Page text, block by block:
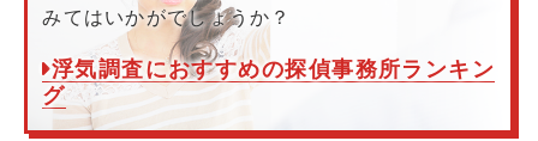
みてはいかがでしょうか？
浮気調査におすすめの探偵事務所ランキン
グ